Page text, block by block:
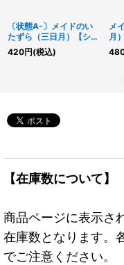
〔状態A-〕メイドのい
たずら（三日月）【シー
クレット】{RD/KP15-
JP060}《RD魔法》
420円(税込)
メ
月
《
【在庫数について】
商品ページに表示さ
在庫数となります。
でご注意ください。